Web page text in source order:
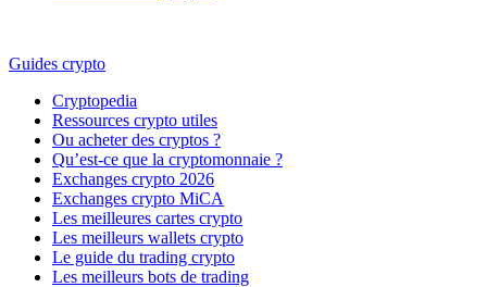
Guides crypto
Cryptopedia
Ressources crypto utiles
Ou acheter des cryptos ?
Qu’est-ce que la cryptomonnaie ?
Exchanges crypto 2026
Exchanges crypto MiCA
Les meilleures cartes crypto
Les meilleurs wallets crypto
Le guide du trading crypto
Les meilleurs bots de trading